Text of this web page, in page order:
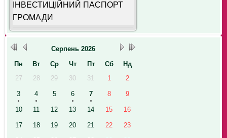
ІНВЕСТИЦІЙНИЙ ПАСПОРТ
ГРОМАДИ
Серпень 2026
Пн
Вт Ср Чт Пт Сб
Нд
27
28 29 30 31 1 2
3 4 5 6 7 8 9
10 11 12 13 14 15 16
17 18 19 20 21 22 23